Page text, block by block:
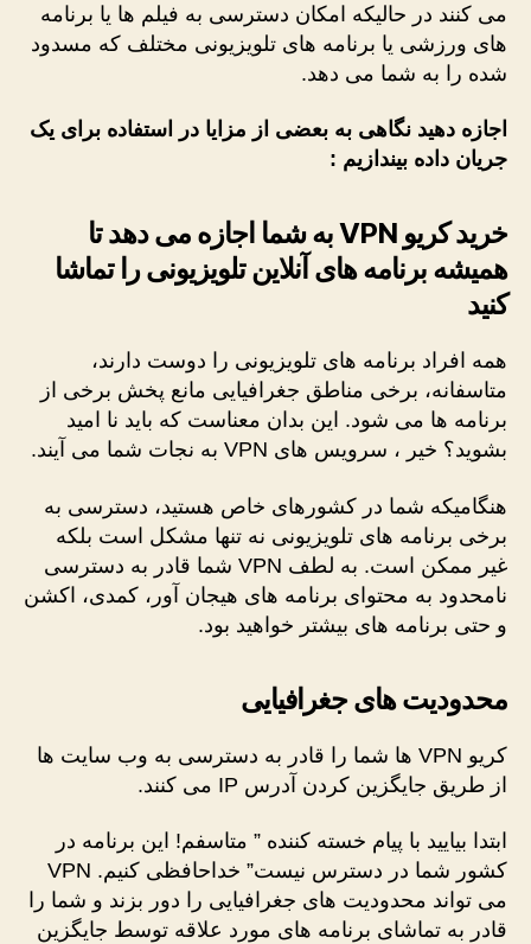
می کنند در حالیکه امکان دسترسی به فیلم ها یا برنامه
های ورزشی یا برنامه های تلویزیونی مختلف که مسدود
شده را به شما می دهد.
اجازه دهید نگاهی به بعضی از مزایا در استفاده برای یک
جریان داده بیندازیم :
خرید کریو VPN
به شما اجازه می دهد تا
همیشه برنامه های آنلاین تلویزیونی را تماشا
کنید
همه افراد برنامه های تلویزیونی را دوست دارند،
متاسفانه، برخی مناطق جغرافیایی مانع پخش برخی از
برنامه ها می شود. این بدان معناست که باید نا امید
بشوید؟ خیر ، سرویس های VPN به نجات شما می آیند.
هنگامیکه شما در کشورهای خاص هستید، دسترسی به
برخی برنامه های تلویزیونی نه تنها مشکل است بلکه
غیر ممکن است. به لطف VPN شما قادر به دسترسی
نامحدود به محتوای برنامه های هیجان آور، کمدی، اکشن
و حتی برنامه های بیشتر خواهید بود.
محدودیت های جغرافیایی
کریو VPN ها شما را قادر به دسترسی به وب سایت ها
از طریق جایگزین کردن آدرس IP می کنند.
ابتدا بیایید با پیام خسته کننده ” متاسفم! این برنامه در
کشور شما در دسترس نیست” خداحافظی کنیم. VPN
می تواند محدودیت های جغرافیایی را دور بزند و شما را
قادر به تماشای برنامه های مورد علاقه توسط جایگزین